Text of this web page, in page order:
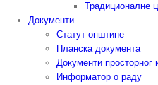
Традиционалне
Документи
Статут општине
Планска документа
Документи просторног
Информатор о раду